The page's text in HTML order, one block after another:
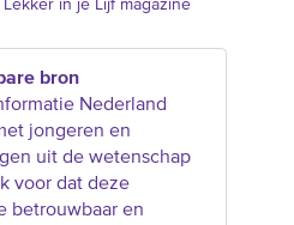
Lekker in je Lijf magazine
bron
Nederland
jongeren en
uit de wetenschap
voor dat deze
betrouwbaar en